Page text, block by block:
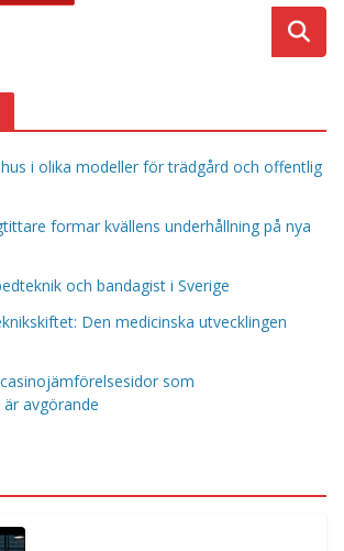
i olika modeller för trädgård och offentlig
formar kvällens underhållning på nya
och bandagist i Sverige
Den medicinska utvecklingen
som
avgörande